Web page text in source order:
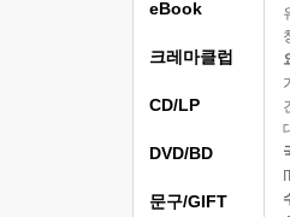
eBook
크레마클럽
CD/LP
DVD/BD
문구/GIFT